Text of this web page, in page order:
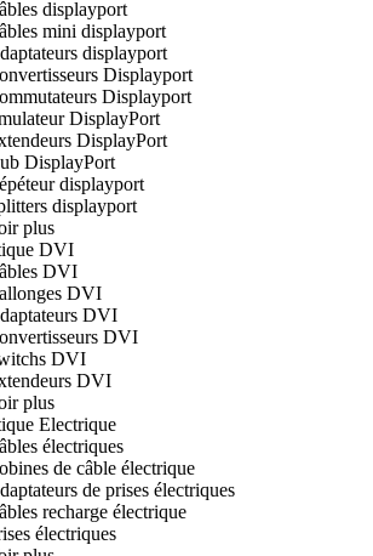
displayport
mini displayport
displayport
Displayport
Displayport
DisplayPort
DisplayPort
DisplayPort
displayport
displayport
plus
DVI
DVI
DVI
DVI
DVI
DVI
DVI
plus
Electrique
électriques
de câble électrique
de prises électriques
recharge électrique
électriques